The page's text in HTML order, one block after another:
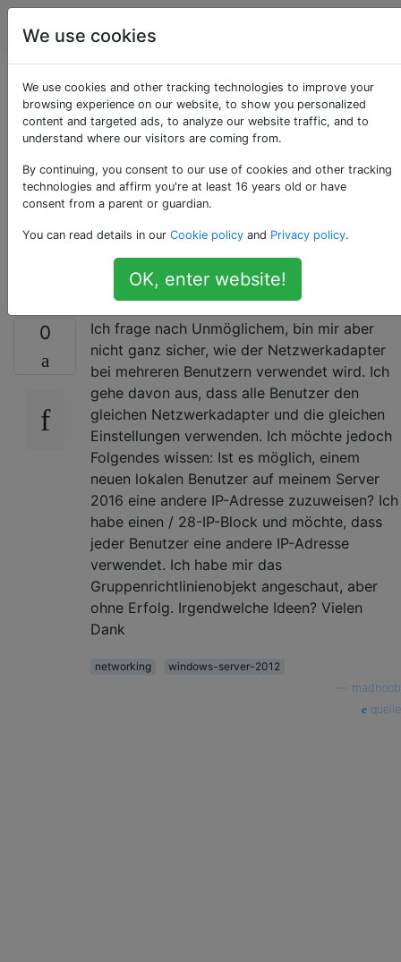
Computerbenutzer
Hinzufügen eines
lokalen Kontonutzers
mit einer anderen IP
in Server 2016
[geschlossen]
0
Ich frage nach Unmöglichem, bin mir aber
nicht ganz sicher, wie der Netzwerkadapter
bei mehreren Benutzern verwendet wird. Ich
gehe davon aus, dass alle Benutzer den
gleichen Netzwerkadapter und die gleichen
Einstellungen verwenden. Ich möchte jedoch
Folgendes wissen: Ist es möglich, einem
neuen lokalen Benutzer auf meinem Server
2016 eine andere IP-Adresse zuzuweisen? Ich
habe einen / 28-IP-Block und möchte, dass
jeder Benutzer eine andere IP-Adresse
verwendet. Ich habe mir das
Gruppenrichtlinienobjekt angeschaut, aber
ohne Erfolg. Irgendwelche Ideen? Vielen
Dank
networking
windows-server-2012
madnoob
quelle
We use cookies
We use cookies and other tracking technologies to improve your
browsing experience on our website, to show you personalized
content and targeted ads, to analyze our website traffic, and to
understand where our visitors are coming from.
By continuing, you consent to our use of cookies and other tracking
technologies and affirm you're at least 16 years old or have
consent from a parent or guardian.
You can read details in our Cookie policy and Privacy policy.
OK, enter website!